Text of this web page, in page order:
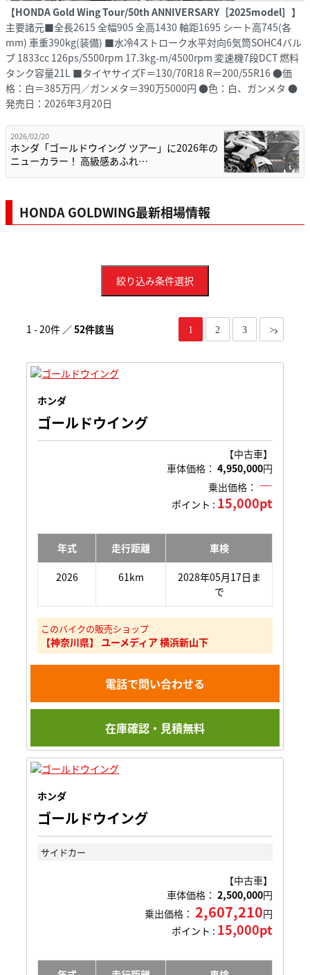
【HONDA Gold Wing Tour/50th ANNIVERSARY［2025model］】
主要諸元■全長2615 全幅905 全高1430 軸距1695 シート高745(各
mm) 車重390kg(装備) ■水冷4ストローク水平対向6気筒SOHC4バル
ブ 1833cc 126ps/5500rpm 17.3kg-m/4500rpm 変速機7段DCT 燃料
タンク容量21L ■タイヤサイズF＝130/70R18 R＝200/55R16 ●価
格：白＝385万円／ガンメタ＝390万5000円 ●色：白、ガンメタ ●
発売日：2026年3月20日
2026/02/20
ホンダ「ゴールドウイング ツアー」に2026年の
ニューカラー！ 高級感あふれ…
HONDA GOLDWING最新相場情報
絞り込み条件選択
1 - 20件 ／52件該当 1 2 3 >
ホンダ
ゴールドウイング
【中古車】
車体価格： 4,950,000円
乗出価格： ―
ポイント : 15,000pt
年式 走行距離 車検
2026 61km
2028年05月17日ま
で
このバイクの販売ショップ
【神奈川県】 ユーメディア 横浜新山下
電話で問い合わせる
在庫確認・見積無料
ホンダ
ゴールドウイング
サイドカー
【中古車】
車体価格： 2,500,000円
乗出価格： 2,607,210円
ポイント : 15,000pt